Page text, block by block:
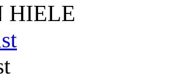
HIELE